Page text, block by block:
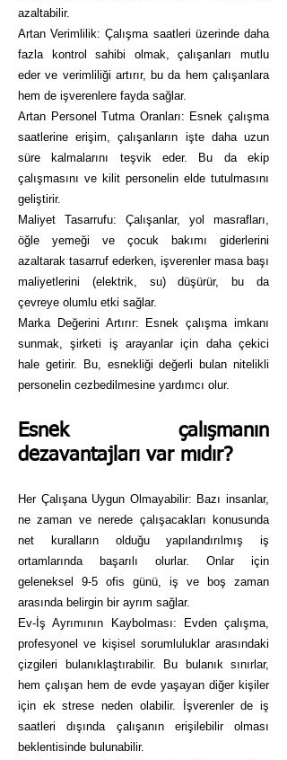
azaltabilir.
Artan Verimlilik: Çalışma saatleri üzerinde daha
fazla kontrol sahibi olmak, çalışanları mutlu
eder ve verimliliği artırır, bu da hem çalışanlara
hem de işverenlere fayda sağlar.
Artan Personel Tutma Oranları: Esnek çalışma
saatlerine erişim, çalışanların işte daha uzun
süre kalmalarını teşvik eder. Bu da ekip
çalışmasını ve kilit personelin elde tutulmasını
geliştirir.
Maliyet Tasarrufu: Çalışanlar, yol masrafları,
öğle yemeği ve çocuk bakımı giderlerini
azaltarak tasarruf ederken, işverenler masa başı
maliyetlerini (elektrik, su) düşürür, bu da
çevreye olumlu etki sağlar.
Marka Değerini Artırır: Esnek çalışma imkanı
sunmak, şirketi iş arayanlar için daha çekici
hale getirir. Bu, esnekliği değerli bulan nitelikli
personelin cezbedilmesine yardımcı olur.
Esnek çalışmanın
dezavantajları var mıdır?
Her Çalışana Uygun Olmayabilir: Bazı insanlar,
ne zaman ve nerede çalışacakları konusunda
net kuralların olduğu yapılandırılmış iş
ortamlarında başarılı olurlar. Onlar için
geleneksel 9-5 ofis günü, iş ve boş zaman
arasında belirgin bir ayrım sağlar.
Ev-İş Ayrımının Kaybolması: Evden çalışma,
profesyonel ve kişisel sorumluluklar arasındaki
çizgileri bulanıklaştırabilir. Bu bulanık sınırlar,
hem çalışan hem de evde yaşayan diğer kişiler
için ek strese neden olabilir. İşverenler de iş
saatleri dışında çalışanın erişilebilir olması
beklentisinde bulunabilir.